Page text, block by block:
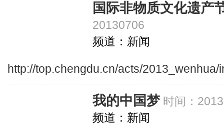
国际非物质文化遗产
20130706
频道：新闻
http://top.chengdu.cn/acts/2013_wenhua/
我的中国梦 时间：
频道：新闻